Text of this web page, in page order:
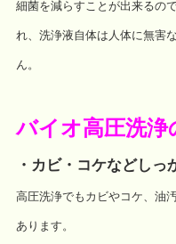
細菌を減らすことが出来るの
れ、洗浄液自体は人体に無害
ん。
バイオ高圧洗浄
・カビ・コケなどし
高圧洗浄でもカビやコケ、油
あります。